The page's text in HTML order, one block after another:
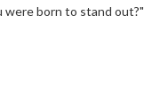
were born to stand out?"